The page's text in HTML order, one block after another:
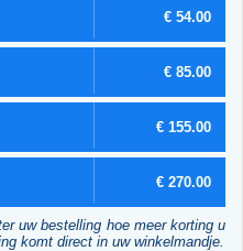
€ 54.00
€ 85.00
€ 155.00
€ 270.00
uw bestelling hoe meer korting u
komt direct in uw winkelmandje.